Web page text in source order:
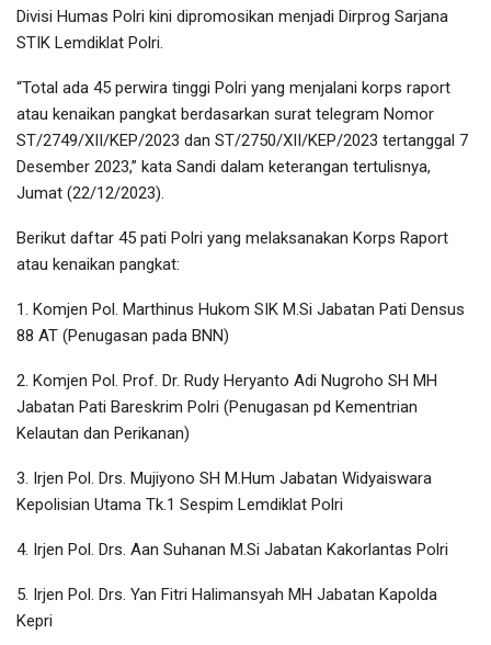
Divisi Humas Polri kini dipromosikan menjadi Dirprog Sarjana
STIK Lemdiklat Polri.
“Total ada 45 perwira tinggi Polri yang menjalani korps raport
atau kenaikan pangkat berdasarkan surat telegram Nomor
ST/2749/XII/KEP/2023 dan ST/2750/XII/KEP/2023 tertanggal 7
Desember 2023,” kata Sandi dalam keterangan tertulisnya,
Jumat (22/12/2023).
Berikut daftar 45 pati Polri yang melaksanakan Korps Raport
atau kenaikan pangkat:
1. Komjen Pol. Marthinus Hukom SIK M.Si Jabatan Pati Densus
88 AT (Penugasan pada BNN)
2. Komjen Pol. Prof. Dr. Rudy Heryanto Adi Nugroho SH MH
Jabatan Pati Bareskrim Polri (Penugasan pd Kementrian
Kelautan dan Perikanan)
3. Irjen Pol. Drs. Mujiyono SH M.Hum Jabatan Widyaiswara
Kepolisian Utama Tk.1 Sespim Lemdiklat Polri
4. Irjen Pol. Drs. Aan Suhanan M.Si Jabatan Kakorlantas Polri
5. Irjen Pol. Drs. Yan Fitri Halimansyah MH Jabatan Kapolda
Kepri